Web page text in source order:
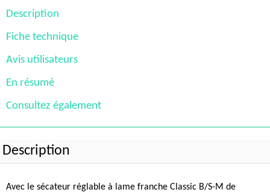
Description
Fiche technique
Avis utilisateurs
En résumé
Consultez également
Description
Avec le sécateur réglable à lame franche Classic B/S-M de